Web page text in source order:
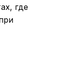
где